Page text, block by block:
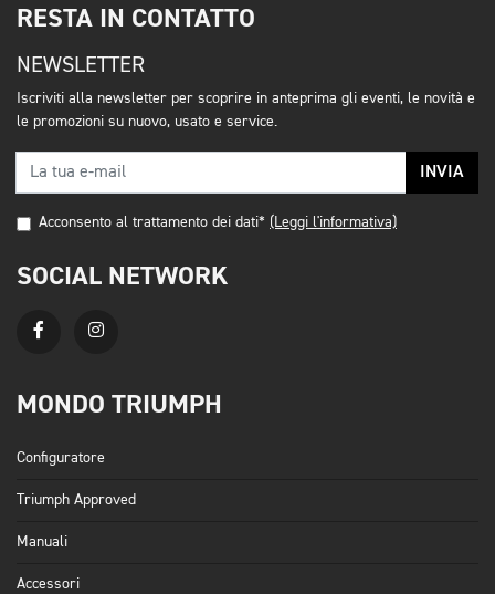
RESTA IN CONTATTO
NEWSLETTER
Iscriviti alla newsletter per scoprire in anteprima gli eventi, le novità e
le promozioni su nuovo, usato e service.
INVIA
Acconsento al trattamento dei dati* (Leggi l'informativa)
SOCIAL NETWORK
MONDO TRIUMPH
Configuratore
Triumph Approved
Manuali
Accessori